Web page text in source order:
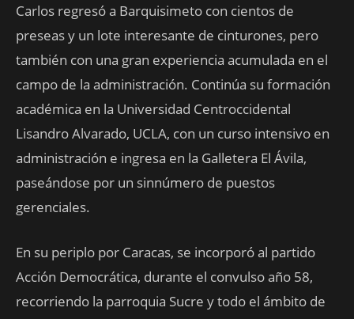
Carlos regresó a Barquisimeto con cientos de
preseas y un lote interesante de cinturones, pero
también con una gran experiencia acumulada en el
campo de la administración. Continúa su formación
académica en la Universidad Centroccidental
Lisandro Alvarado, UCLA, con un curso intensivo en
administración e ingresa en la Galletera El Ávila,
paseándose por un sinnúmero de puestos
gerenciales.
En su periplo por Caracas, se incorporó al partido
Acción Democrática, durante el convulso año 58,
recorriendo la parroquia Sucre y todo el ámbito de